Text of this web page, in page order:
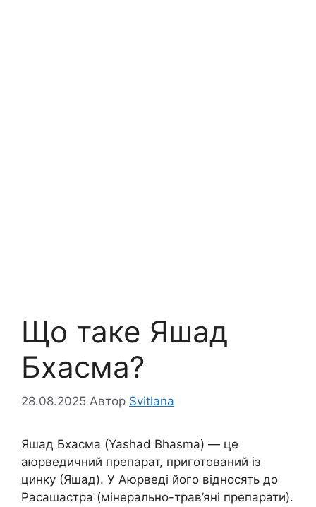
Що таке Яшад
Бхасма?
28.08.2025 Автор Svitlana
Яшад Бхасма (Yashad Bhasma) — це
аюрведичний препарат, приготований із
цинку (Яшад). У Аюрведі його відносять до
Расашастра (мінерально-трав’яні препарати).